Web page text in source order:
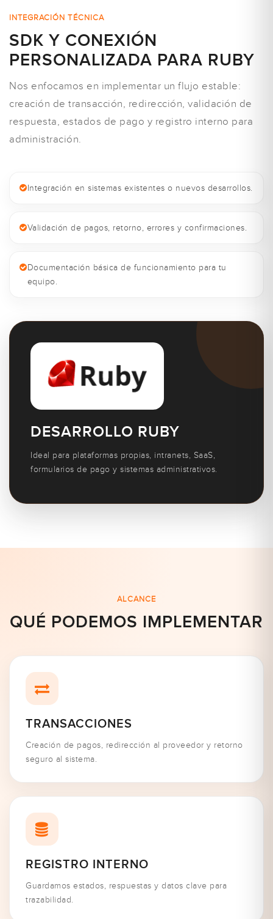
INTEGRACIÓN TÉCNICA
SDK Y CONEXIÓN
PERSONALIZADA PARA RUBY
Nos enfocamos en implementar un flujo estable:
creación de transacción, redirección, validación de
respuesta, estados de pago y registro interno para
administración.
Integración en sistemas existentes o nuevos desarrollos.
Validación de pagos, retorno, errores y confirmaciones.
Documentación básica de funcionamiento para tu
equipo.
DESARROLLO RUBY
Ideal para plataformas propias, intranets, SaaS,
formularios de pago y sistemas administrativos.
ALCANCE
QUÉ PODEMOS IMPLEMENTAR
TRANSACCIONES
Creación de pagos, redirección al proveedor y retorno
seguro al sistema.
REGISTRO INTERNO
Guardamos estados, respuestas y datos clave para
trazabilidad.